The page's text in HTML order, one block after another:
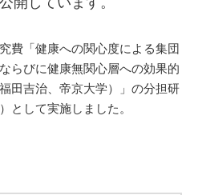
費「健康への関心度による集団
らびに健康無関心層への効果的
田吉治、帝京大学）」の分担研
として実施しました。